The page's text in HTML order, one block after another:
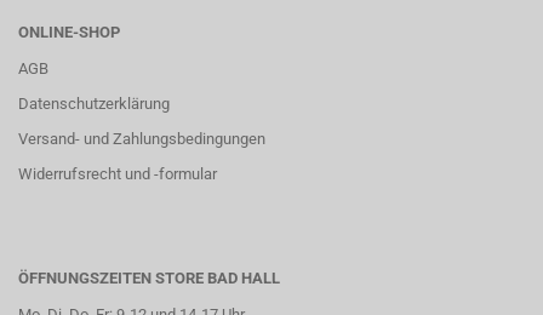
ONLINE-SHOP
AGB
Datenschutzerklärung
Versand- und Zahlungsbedingungen
Widerrufsrecht und -formular
ÖFFNUNGSZEITEN STORE BAD HALL